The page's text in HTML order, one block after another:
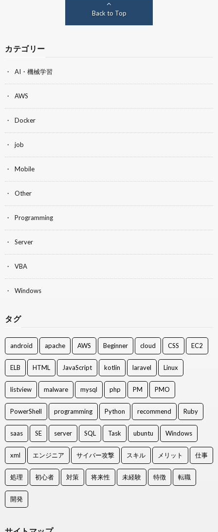
Back to Top
カテゴリー
AI・機械学習
AWS
Docker
job
Mobile
Other
Programming
Server
VBA
Windows
タグ
android apache AWS Beginner cloud CSS EC2
ELB HTML JavaScript kotlin laravel Linux
listview malware mysql php PM PMO
PowerShell programming Python recommend Ruby
saas SE server SQL Task ubuntu Windows
xml エンジニア サイバー攻撃 スキル メリット 仕事
処理 初心者 対策 将来性 未経験 特徴 転職
開発